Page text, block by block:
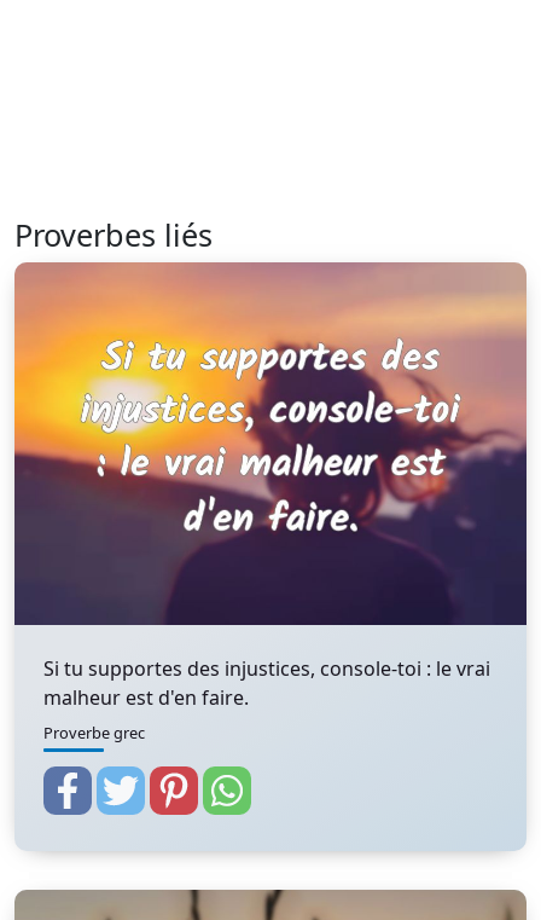
Proverbes liés
Si tu supportes des injustices, console-toi : le vrai
malheur est d'en faire.
Proverbe grec